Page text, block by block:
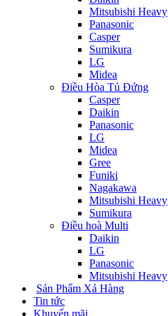
Mitsubishi Heavy
Panasonic
Casper
Sumikura
LG
Midea
Điều Hòa Tủ Đứng
Casper
Daikin
Panasonic
LG
Midea
Gree
Funiki
Nagakawa
Mitsubishi Heavy
Sumikura
Điều hoà Multi
Daikin
LG
Panasonic
Mitsubishi Heavy
Sản Phẩm Xả Hàng
Tin tức
Khuyến mãi